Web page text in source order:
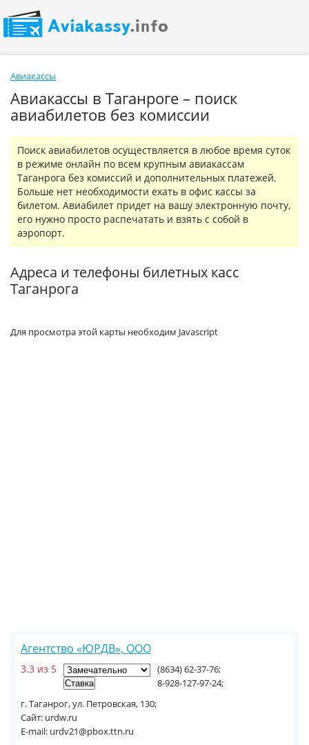
Авиакассы
Авиакассы в Таганроге – поиск
авиабилетов без комиссии
Поиск авиабилетов осуществляется в любое время суток
в режиме онлайн по всем крупным авиакассам
Таганрога без комиссий и дополнительных платежей.
Больше нет необходимости ехать в офис кассы за
билетом. Авиабилет придет на вашу электронную почту,
его нужно просто распечатать и взять с собой в
аэропорт.
Адреса и телефоны билетных касс
Таганрога
Для просмотра этой карты необходим Javascript
Агентство «ЮРДВ», ООО
3.3 из 5
г. Таганрог, ул. Петровская, 130;
Сайт: urdw.ru
E-mail: urdv21@pbox.ttn.ru
(8634) 62-37-76;
8-928-127-97-24;